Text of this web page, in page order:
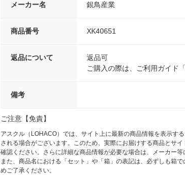
メーカー名 銀鳥産業
商品番号 XK40651
返品について
返品可
ご購入の際は、ご利用ガイド
備考
ご注意【免責】
アスクル（LOHACO）では、サイト上に最新の商品情報を表示す
される場合がございます。このため、実際にお届けする商品とサ
確認ください。さらに詳細な商品情報が必要な場合は、メーカー等
また、商品名における「セット」や「箱」の表記は、必ずしも箱
めご了承ください。